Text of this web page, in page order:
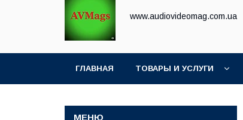
www.audiovideomag.com.ua
ГЛАВНАЯ ТОВАРЫ И УСЛУГИ